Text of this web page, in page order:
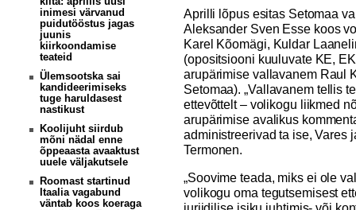
inimesi värvanud
puidutööstus jagas
juunis
kiirkoondamise
teateid
Ülemsootska sai
kandideerimiseks
tuge haruldasest
nastikust
Koolijuht siirdub
mõni nädal enne
õppeaasta avaaktust
uuele väljakutsele
Roomast startinud
Itaalia vagabund
väntab koos koeraga
Aprilli lõpus esitas Setomaa
Aleksander Sven Esse koos
Karel Kõomägi, Kuldar
(opositsiooni kuuluvate KE,
arupärimise vallavanem Raul
Setomaa). „Vallavanem tellis
ettevõttelt – volikogu liikmed
arupärimise avalikus
administreerivad ta ise, Vares
Termonen.
„Soovime teada, miks ei ole
volikogu oma tegutsemisest